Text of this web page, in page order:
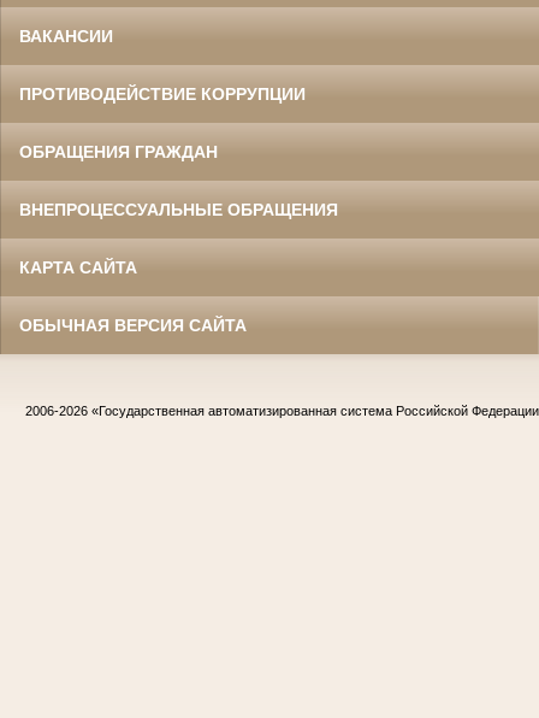
ВАКАНСИИ
ПРОТИВОДЕЙСТВИЕ КОРРУПЦИИ
ОБРАЩЕНИЯ ГРАЖДАН
ВНЕПРОЦЕССУАЛЬНЫЕ ОБРАЩЕНИЯ
КАРТА САЙТА
ОБЫЧНАЯ ВЕРСИЯ САЙТА
2006-2026 «Государственная автоматизированная система Российской